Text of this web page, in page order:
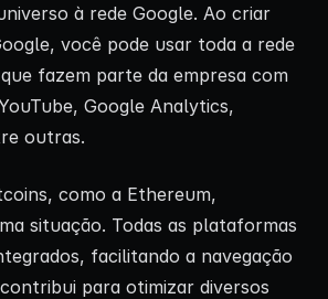
à rede Google. Ao criar
você pode usar toda a rede
fazem parte da empresa com
Google Analytics,
outras.
como a Ethereum,
situação. Todas as plataformas
facilitando a navegação
para otimizar diversos